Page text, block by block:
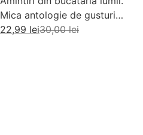
Mica antologie de gusturi,
stari si gustari
30,00lei
22,99 lei